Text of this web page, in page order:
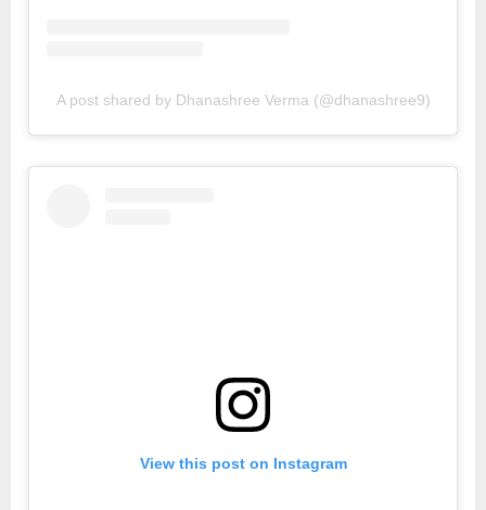
A post shared by Dhanashree Verma (@dhanashree9)
View this post on Instagram